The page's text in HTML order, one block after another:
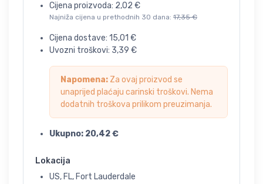
Cijena proizvoda: 2,02 €
Najniža cijena u prethodnih 30 dana: 17,35 €
Cijena dostave: 15,01 €
Uvozni troškovi: 3,39 €
Napomena: Za ovaj proizvod se
unaprijed plaćaju carinski troškovi. Nema
dodatnih troškova prilikom preuzimanja.
Ukupno: 20,42€
Lokacija
US, FL, Fort Lauderdale